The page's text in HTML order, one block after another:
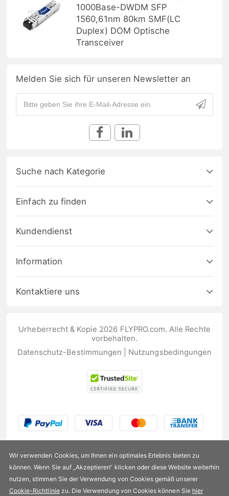
1000Base-DWDM SFP
1560,61nm 80km SMF(LC
Duplex) DOM Optische
Transceiver
Melden Sie sich für unseren Newsletter an
Suche nach Kategorie
Einfach zu finden
Kundendienst
Information
Kontaktiere uns
Urheberrecht & Kopie 2026 FLYPRO.com. Alle Rechte
vorbehalten.
Datenschutz-Bestimmungen
Nutzungsbedingungen
Wir verwenden Cookies, um Ihnen ein optimales Erlebnis bieten zu
können. Wenn Sie auf „Akzeptieren“ klicken oder diese Website weiterhin
nutzen, stimmen Sie der Verwendung von Cookies gemäß unserer
Cookie-Richtliniezu. Die Verwendung von Cookies können Sie hier